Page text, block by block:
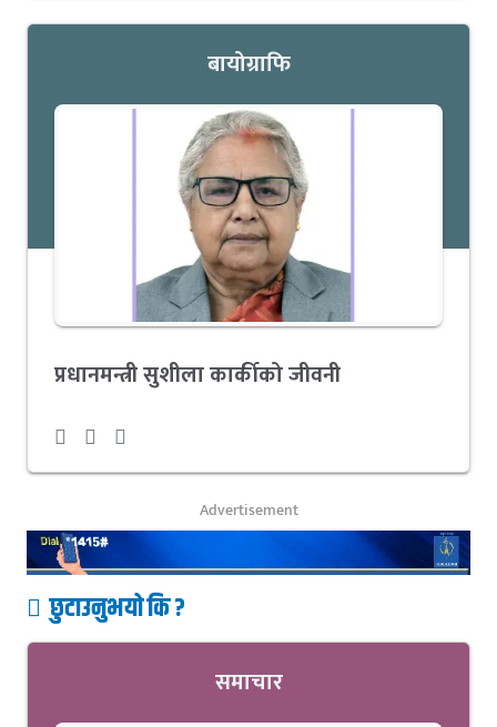
बायोग्राफि
प्रधानमन्त्री सुशीला कार्कीको जीवनी
Advertisement
छुटाउनुभयो कि ?
समाचार